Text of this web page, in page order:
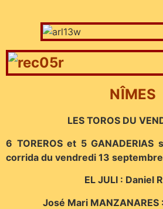
NÎMES
LES TOROS DU
6 TOREROS et 5 GANADERIAS
corrida du vendredi 13
EL JULI : Daniel
José Mari MANZANARES